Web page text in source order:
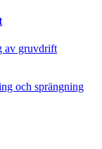
av gruvdrift
och sprängning